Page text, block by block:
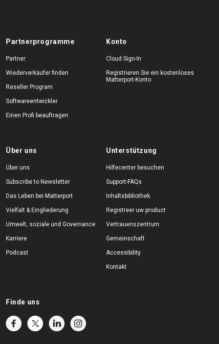
Partnerprogramme
Partner
Wiederverkäufer finden
Reseller Program
Softwareentwickler
Einen Profi beauftragen
Konto
Cloud Sign-In
Registrieren Sie ein kostenloses
Matterport-Konto
Über uns
Über uns
Subscribe to Newsletter
Das Leben bei Matterport
Vielfalt & Eingliederung
Umwelt, soziale und Governance
Karriere
Podcast
Unterstützung
Hilfecenter besuchen
Support-FAQs
Inhaltsbibliothek
Registreer uw product
Vertrauenszentrum
Gemeinschaft
Accessibility
Kontakt
Finde uns